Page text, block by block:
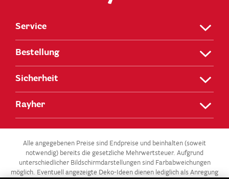
Service
Bestellung
Sicherheit
Rayher
Alle angegebenen Preise sind Endpreise und beinhalten (soweit
notwendig) bereits die gesetzliche Mehrwertsteuer. Aufgrund
unterschiedlicher Bildschirmdarstellungen sind Farbabweichungen
möglich. Eventuell angezeigte Deko-Ideen dienen lediglich als Anregung